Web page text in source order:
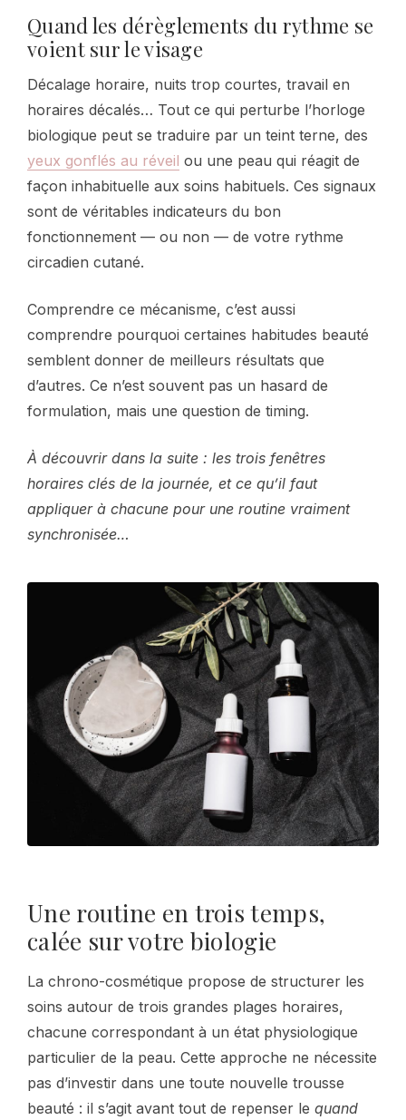
Quand les dérèglements du rythme se
voient sur le visage
Décalage horaire, nuits trop courtes, travail en
horaires décalés… Tout ce qui perturbe l’horloge
biologique peut se traduire par un teint terne, des
yeux gonflés au réveil ou une peau qui réagit de
façon inhabituelle aux soins habituels. Ces signaux
sont de véritables indicateurs du bon
fonctionnement — ou non — de votre rythme
circadien cutané.
Comprendre ce mécanisme, c’est aussi
comprendre pourquoi certaines habitudes beauté
semblent donner de meilleurs résultats que
d’autres. Ce n’est souvent pas un hasard de
formulation, mais une question de timing.
À découvrir dans la suite : les trois fenêtres
horaires clés de la journée, et ce qu’il faut
appliquer à chacune pour une routine vraiment
synchronisée…
Une routine en trois temps,
calée sur votre biologie
La chrono-cosmétique propose de structurer les
soins autour de trois grandes plages horaires,
chacune correspondant à un état physiologique
particulier de la peau. Cette approche ne nécessite
pas d’investir dans une toute nouvelle trousse
beauté : il s’agit avant tout de repenser le quand